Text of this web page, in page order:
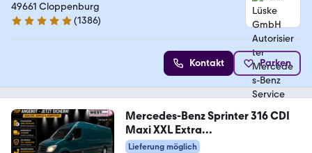
Service & Junge Sterne Verkauf
49661 Cloppenburg
4.9 Sterne
(1386)
Kontakt Parken
Mercedes-Benz Sprinter 316 CDI
Maxi XXL Extra
Lang+Hoch*1.Hand
Lieferung möglich